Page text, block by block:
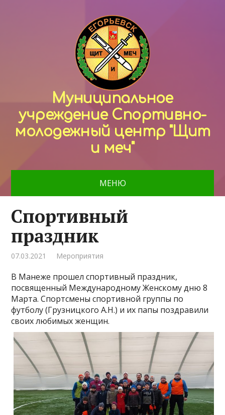
Муниципальное
учреждение Спортивно-
молодежный центр "Щит
и меч"
МЕНЮ
Спортивный
праздник
07.03.2021 Мероприятия
В Манеже прошел спортивный праздник,
посвященный Международному Женскому дню 8
Марта. Спортсмены спортивной группы по
футболу (Грузницкого А.Н.) и их папы поздравили
своих любимых женщин.